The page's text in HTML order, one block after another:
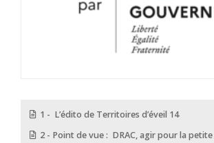
1 - L’édito de Territoires d’éveil 14
2 - Point de vue : DRAC, agir pour la